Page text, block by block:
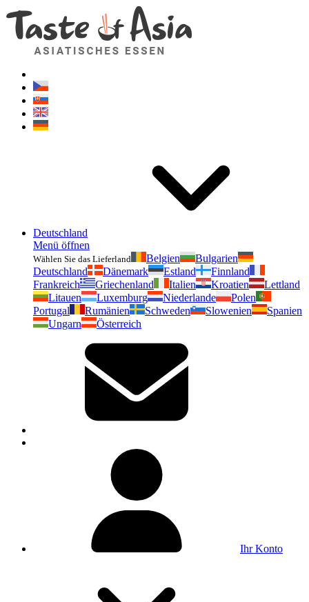
Deutschland
Menü öffnen
Wählen Sie das Lieferland Belgien
Bulgarien
Deutschland
Dänemark Estland
Finnland
Frankreich
Griechenland Italien Kroatien
Lettland
Litauen
Luxemburg Niederlande
Polen
Portugal
Rumänien Schweden Slowenien
Spanien
Ungarn
Österreich
Ihr Konto
Geschmackvonasien.de
Zögern Sie nicht zu fragen. Ich bin für Sie da!